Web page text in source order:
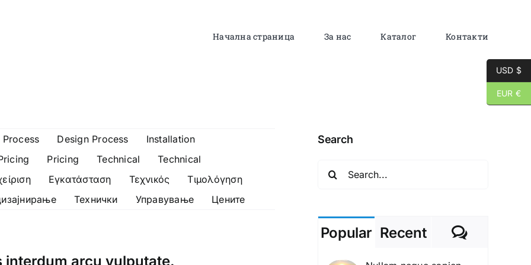
Начална страница За нас Каталог Контакти
Process Design Process
Installation
Pricing Technical
Technical
Εγκατάσταση Τεχνικός
Τιμολόγηση
Технички Управување Цените
arcu vulputate.
Search
Popular Recent
USD $
EUR €